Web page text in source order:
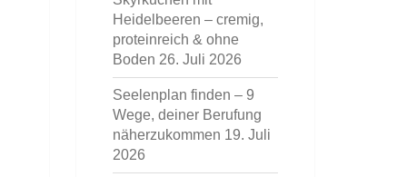
Heidelbeeren – cremig,
proteinreich & ohne
Boden 26. Juli 2026
Seelenplan finden – 9
Wege, deiner Berufung
näherzukommen 19. Juli
2026